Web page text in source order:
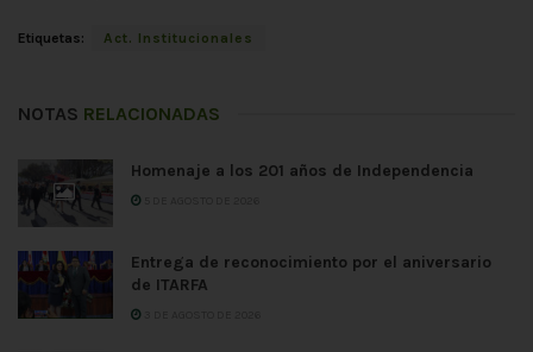
Etiquetas: Act. Institucionales
NOTAS RELACIONADAS
Homenaje a los 201 años de Independencia
Entrega de reconocimiento por el aniversario
de ITARFA